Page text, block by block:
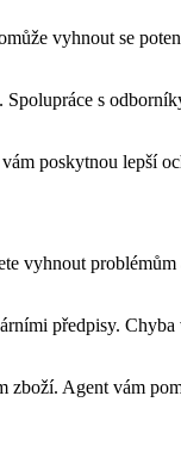
vyhnout se
s
poskytnou lepší
vyhnout
předpisy.
zboží. Agent vám